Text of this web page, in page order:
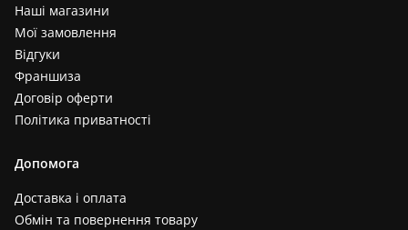
Наші магазини
Мої замовлення
Відгуки
Франшиза
Договір оферти
Політика приватності
Допомога
Доставка і оплата
Обмін та повернення товару